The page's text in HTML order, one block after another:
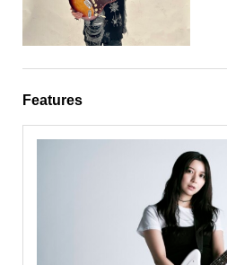
Features